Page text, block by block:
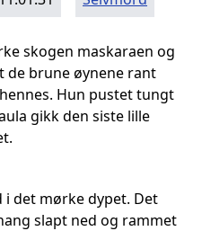
skogen maskaraen og
de brune øynene rant
Hun pustet tungt
gikk den siste lille
i det mørke dypet. Det
slapt ned og rammet